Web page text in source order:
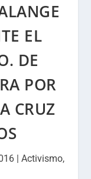
EL
DE
POR
CRUZ
| Activismo,